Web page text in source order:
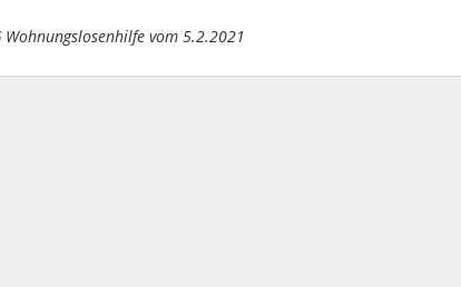
vom 5.2.2021